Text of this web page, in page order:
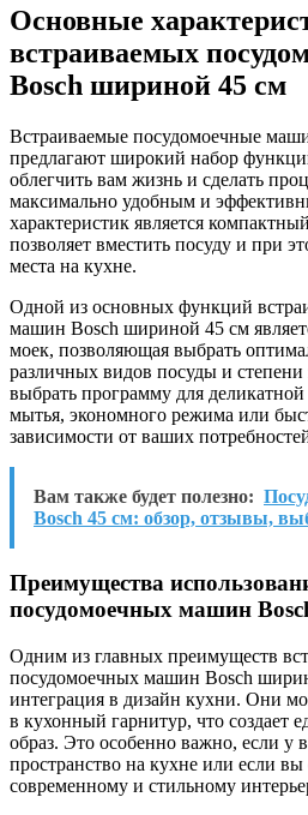
Основные
встраиваемых
Bosch шириной 45 см
Встраиваемые посудомоечные
предлагают широкий набор
облегчить вам жизнь и сделать
максимально удобным и
характеристик является
позволяет вместить посуду и при
места на кухне.
Одной из основных функций
машин Bosch шириной 45 см
моек, позволяющая выбрать
различных видов посуды и
выбрать программу для
мытья, экономного режима или
зависимости от ваших
Вам также будет полезно:
Bosch 45 см: обзор, отзывы,
Преимущества
посудомоечных машин
Одним из главных преимуществ
посудомоечных машин Bosch
интеграция в дизайн кухни. Они
в кухонный гарнитур, что создает
образ. Это особенно важно, если у
пространство на кухне или если вы
современному и стильному